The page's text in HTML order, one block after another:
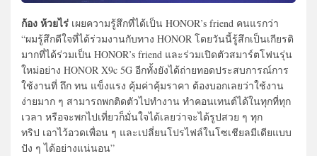
ก้อง ห้วยไร่ เผยความรู้สึกที่ได้เป็น HONOR’s friend คนแรกว่า
“ผมรู้สึกดีใจที่ได้ร่วมงานกับทาง HONOR โดยวันนี้รู้สึกเป็นเกียรติ
มากที่ได้ร่วมเป็น HONOR’s friend และร่วมเปิดตัวสมาร์ตโฟนรุ่น
ใหม่อย่าง HONOR X9c 5G อีกทั้งยังได้ถ่ายทอดประสบการณ์การ
ใช้งานที่ ถึก ทน แข็งแรง คุ้มค่าคุ้มราคา ต้องบอกเลยว่าใช้งาน
ง่ายมาก ๆ สามารถพกติดตัวไปทำงาน ทำคอนเทนต์ได้ในทุกที่ทุก
เวลา หรือจะพกไปเที่ยวก็มั่นใจได้เลยว่าจะได้รูปสวย ๆ ทุก
ทริป เอาไว้อวดเพื่อน ๆ และเปลี่ยนโปรไฟล์ในโซเชียลมีเดียแบบ
ปัง ๆ ได้อย่างแน่นอน”